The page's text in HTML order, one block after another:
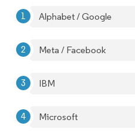
Alphabet / Google
Meta / Facebook
IBM
Microsoft